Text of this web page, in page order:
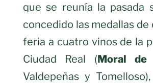
que se reunía la pasada
concedido las medallas de
feria a cuatro vinos de la
Ciudad Real (Moral de
Valdepeñas y